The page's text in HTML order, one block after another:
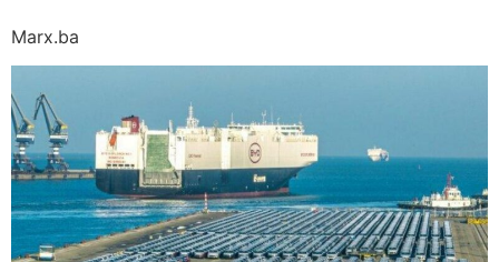
Marx.ba